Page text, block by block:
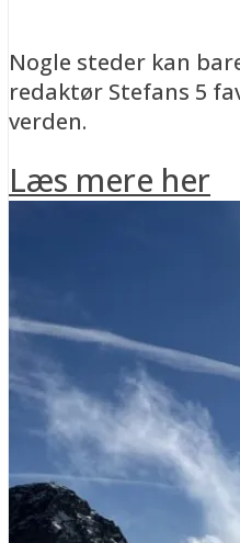
Nogle steder kan
redaktør Stefans 5
verden.
Læs mere her